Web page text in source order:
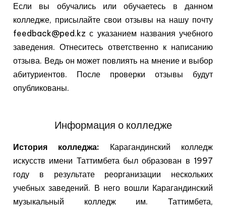
Если вы обучались или обучаетесь в данном
колледже, присылайте свои отзывы на нашу почту
feedback@ped.kz с указанием названия учебного
заведения. Отнеситесь ответственно к написанию
отзыва. Ведь он может повлиять на мнение и выбор
абитуриентов. После проверки отзывы будут
опубликованы.
Информация о колледже
История колледжа: Карагандинский колледж
искусств имени Таттимбета был образован в 1997
году в результате реорганизации нескольких
учебных заведений. В него вошли Карагандинский
музыкальный колледж им. Таттимбета,